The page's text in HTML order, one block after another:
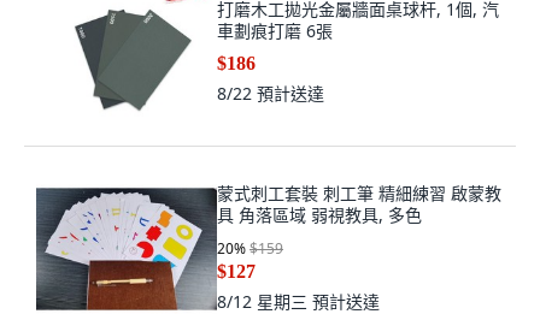
打磨木工拋光金屬牆面桌球杆, 1個, 汽
車劃痕打磨 6張
$186
8/22 預計送達
蒙式刺工套裝 刺工筆 精細練習 啟蒙教
具 角落區域 弱視教具, 多色
20%$159
$127
8/12 星期三 預計送達